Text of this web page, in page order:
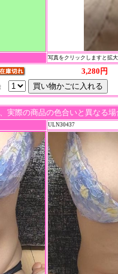
写真をクリックしますと拡
3,280円
、実際の商品の色合いと異なる
ULN30437